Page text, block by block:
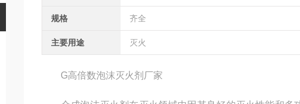
规格 齐全
主要用途 灭火
G高倍数泡沫灭火剂厂家